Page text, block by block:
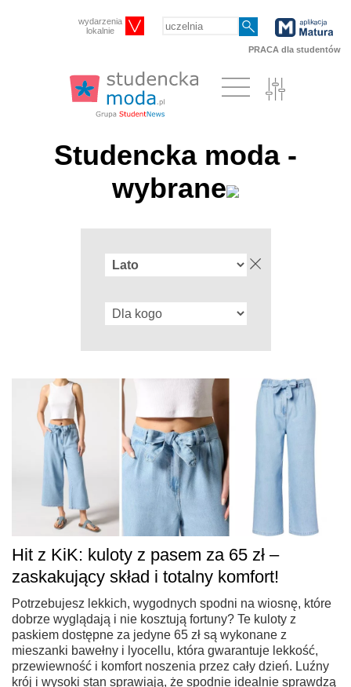
wydarzenia
lokalnie
PRACA dla studentów
Studencka moda -
wybrane
Hit z KiK: kuloty z pasem za 65 zł –
zaskakujący skład i totalny komfort!
Potrzebujesz lekkich, wygodnych spodni na wiosnę, które
dobrze wyglądają i nie kosztują fortuny? Te kuloty z
paskiem dostępne za jedyne 65 zł są wykonane z
mieszanki bawełny i lyocellu, która gwarantuje lekkość,
przewiewność i komfort noszenia przez cały dzień. Luźny
krój i wysoki stan sprawiają, że spodnie idealnie sprawdzą